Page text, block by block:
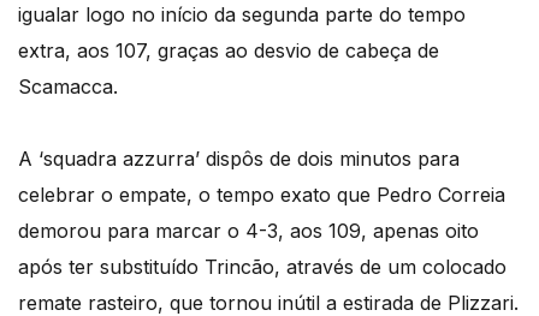
igualar logo no início da segunda parte do tempo
extra, aos 107, graças ao desvio de cabeça de
Scamacca.
A ‘squadra azzurra’ dispôs de dois minutos para
celebrar o empate, o tempo exato que Pedro Correia
demorou para marcar o 4-3, aos 109, apenas oito
após ter substituído Trincão, através de um colocado
remate rasteiro, que tornou inútil a estirada de Plizzari.